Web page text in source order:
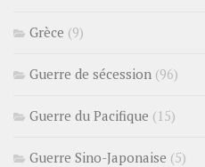
Grèce (9)
Guerre de sécession (96)
Guerre du Pacifique (15)
Guerre Sino-Japonaise (5)